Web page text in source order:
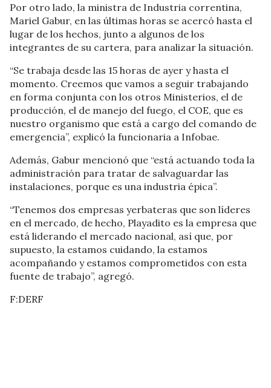
Por otro lado, la ministra de Industria correntina,
Mariel Gabur, en las últimas horas se acercó hasta el
lugar de los hechos, junto a algunos de los
integrantes de su cartera, para analizar la situación.
“Se trabaja desde las 15 horas de ayer y hasta el
momento. Creemos que vamos a seguir trabajando
en forma conjunta con los otros Ministerios, el de
producción, el de manejo del fuego, el COE, que es
nuestro organismo que está a cargo del comando de
emergencia”, explicó la funcionaria a Infobae.
Además, Gabur mencionó que “está actuando toda la
administración para tratar de salvaguardar las
instalaciones, porque es una industria épica”.
“Tenemos dos empresas yerbateras que son líderes
en el mercado, de hecho, Playadito es la empresa que
está liderando el mercado nacional, así que, por
supuesto, la estamos cuidando, la estamos
acompañando y estamos comprometidos con esta
fuente de trabajo”, agregó.
F:DERF